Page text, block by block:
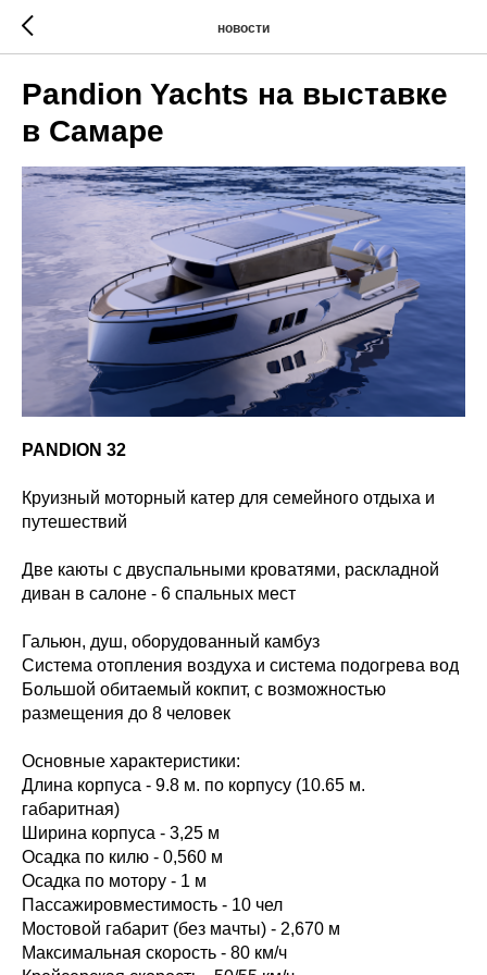
новости
Pandion Yachts на выставке
в Самаре
PANDION 32
Круизный моторный катер для семейного отдыха и
путешествий
Две каюты с двуспальными кроватями, раскладной
диван в салоне - 6 спальных мест
Гальюн, душ, оборудованный камбуз
Система отопления воздуха и система подогрева вод
Большой обитаемый кокпит, с возможностью
размещения до 8 человек
Основные характеристики:
Длина корпуса - 9.8 м. по корпусу (10.65 м.
габаритная)
Ширина корпуса - 3,25 м
Осадка по килю - 0,560 м
Осадка по мотору - 1 м
Пассажировместимость - 10 чел
Мостовой габарит (без мачты) - 2,670 м
Максимальная скорость - 80 км/ч